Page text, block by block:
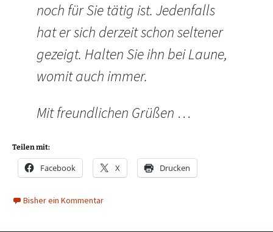
noch für Sie tätig ist. Jedenfalls
hat er sich derzeit schon seltener
gezeigt. Halten Sie ihn bei Laune,
womit auch immer.
Mit freundlichen Grüßen …
Teilen mit:
Facebook X Drucken
Bisher ein Kommentar